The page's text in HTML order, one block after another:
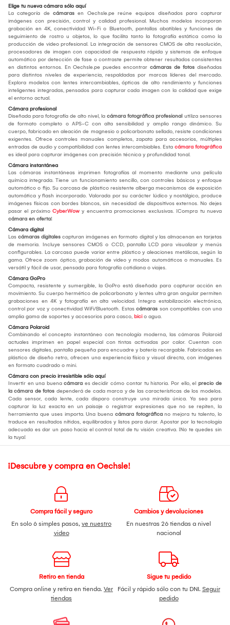
Elige tu nueva cámara sólo aquí
La categoría de cámaras en Oechsle.pe reúne equipos diseñados para capturar
imágenes con precisión, control y calidad profesional. Muchos modelos incorporan
grabación en 4K, conectividad Wi-Fi o Bluetooth, pantallas abatibles y funciones de
seguimiento de rostro u objetos, lo que facilita tanto la fotografía estática como la
producción de video profesional. La integración de sensores CMOS de alta resolución,
procesadores de imagen con capacidad de respuesta rápida y sistemas de enfoque
automático por detección de fase o contraste permite obtener resultados consistentes
en distintos entornos. En Oechsle.pe puedes encontrar cámaras de fotos diseñadas
para distintos niveles de experiencia, respaldadas por marcas líderes del mercado.
Explora modelos con lentes intercambiables, ópticas de alto rendimiento y funciones
inteligentes integradas, pensados para capturar cada imagen con la calidad que exige
el entorno actual.
Cámara profesional
Diseñada para fotografía de alto nivel, la cámara fotográfica profesional utiliza sensores
de formato completo o APS-C con alta sensibilidad y amplio rango dinámico. Su
cuerpo, fabricado en aleación de magnesio o policarbonato sellado, resiste condiciones
exigentes. Ofrece controles manuales completos, zapata para accesorios, múltiples
entradas de audio y compatibilidad con lentes intercambiables. Esta cámara fotográfica
es ideal para capturar imágenes con precisión técnica y profundidad tonal.
Cámara instantánea
Las cámaras instantáneas imprimen fotografías al momento mediante una película
química integrada. Tiene un funcionamiento sencillo, con controles básicos y enfoque
automático o fijo. Su carcasa de plástico resistente alberga mecanismos de exposición
automática y flash incorporado. Valorada por su carácter lúdico y nostálgico, produce
imágenes físicas con bordes blancos, sin necesidad de dispositivos externos. No dejes
pasar el próximo CyberWow y encuentra promociones exclusivas. ¡Compra tu nueva
cámara en oferta!
Cámara digital
Las cámaras digitales capturan imágenes en formato digital y las almacenan en tarjetas
de memoria. Incluye sensores CMOS o CCD, pantalla LCD para visualizar y menús
configurables. La carcasa puede variar entre plástico y aleaciones metálicas, según la
gama. Ofrece zoom óptico, grabación de video y modos automáticos o manuales. Es
versátil y fácil de usar, pensada para fotografía cotidiana o viajes.
Cámara GoPro
Compacta, resistente y sumergible, la GoPro está diseñada para capturar acción en
movimiento. Su cuerpo hermético de policarbonato y lentes ultra gran angular permiten
grabaciones en 4K y fotografía en alta velocidad. Integra estabilización electrónica,
control por voz y conectividad WiFi/Bluetooth. Estas cámaras son compatibles con una
amplia gama de soportes y accesorios para casco, bicio agua.
Cámara Polaroid
Combinando el concepto instantáneo con tecnología moderna, las cámaras Polaroid
actuales imprimen en papel especial con tintas activadas por calor. Cuentan con
sensores digitales, pantalla pequeña para encuadre y batería recargable. Fabricadas en
plástico de diseño retro, ofrecen una experiencia física y visual directa, con imágenes
en formato cuadrado o mini.
Cámara con precio irresistible sólo aquí
Invertir en una buena cámara es decidir cómo contar tu historia. Por ello, el precio de
la cámara de fotos dependerá de cada marca y de las características de los modelos.
Cada sensor, cada lente, cada disparo construye una mirada única. Ya sea para
capturar la luz exacta en un paisaje o registrar expresiones que no se repiten, la
herramienta que uses importa. Una buena cámara fotográfica no mejora tu talento, lo
traduce en resultados nítidos, equilibrados y listos para durar. Apostar por la tecnología
adecuada es dar un paso hacia el control total de tu visión creativa. ¡No te quedes sin
la tuya!
¡Descubre y compra en Oechsle!
Compra fácil y seguro
En solo 6 simples pasos, ve nuestro
video
Cambios y devoluciones
En nuestras 26 tiendas a nivel
nacional
Retiro en tienda
Compra online y retira en tienda. Ver
tiendas
Sigue tu pedido
Fácil y rápido sólo con tu DNI. Seguir
pedido